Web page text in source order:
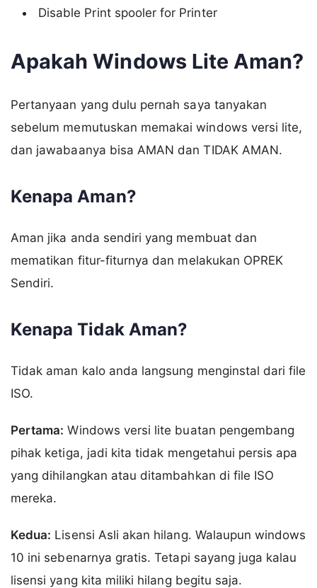
Disable Print spooler for Printer
Apakah Windows Lite Aman?
Pertanyaan yang dulu pernah saya tanyakan
sebelum memutuskan memakai windows versi lite,
dan jawabaanya bisa AMAN dan TIDAK AMAN.
Kenapa Aman?
Aman jika anda sendiri yang membuat dan
mematikan fitur-fiturnya dan melakukan OPREK
Sendiri.
Kenapa Tidak Aman?
Tidak aman kalo anda langsung menginstal dari file
ISO.
Pertama: Windows versi lite buatan pengembang
pihak ketiga, jadi kita tidak mengetahui persis apa
yang dihilangkan atau ditambahkan di file ISO
mereka.
Kedua: Lisensi Asli akan hilang. Walaupun windows
10 ini sebenarnya gratis. Tetapi sayang juga kalau
lisensi yang kita miliki hilang begitu saja.